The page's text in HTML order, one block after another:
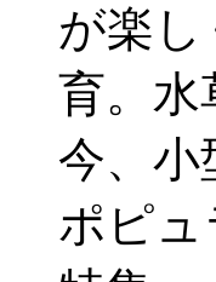
が楽し
育。水
今、小
ポピ